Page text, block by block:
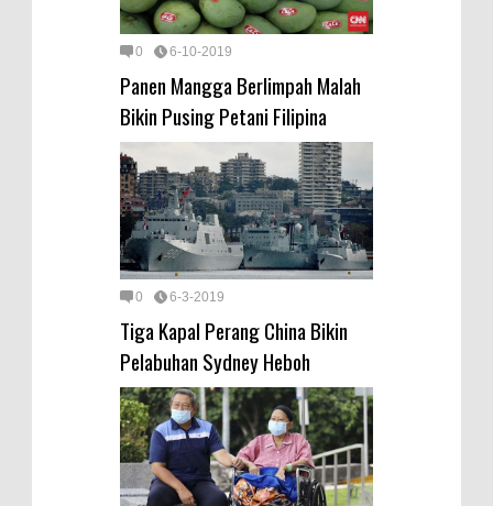
0 6-10-2019
Panen Mangga Berlimpah Malah
Bikin Pusing Petani Filipina
0 6-3-2019
Tiga Kapal Perang China Bikin
Pelabuhan Sydney Heboh